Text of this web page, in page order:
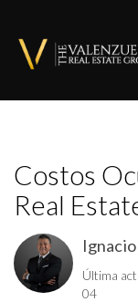
Costos
Real
Última
04